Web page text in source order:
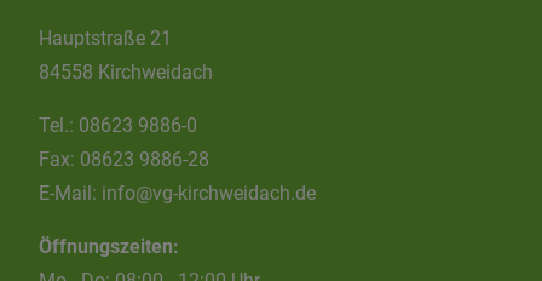
Hauptstraße 21
84558 Kirchweidach
Tel.: 08623 9886-0
Fax: 08623 9886-28
E-Mail: info@vg-kirchweidach.de
Öffnungszeiten: